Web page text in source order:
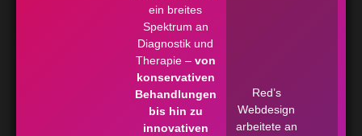
ein breites
Spektrum an
Diagnostik und
Therapie – von
konservativen
Behandlungen
bis hin zu
innovativen
Red’s
Webdesign
arbeitete an